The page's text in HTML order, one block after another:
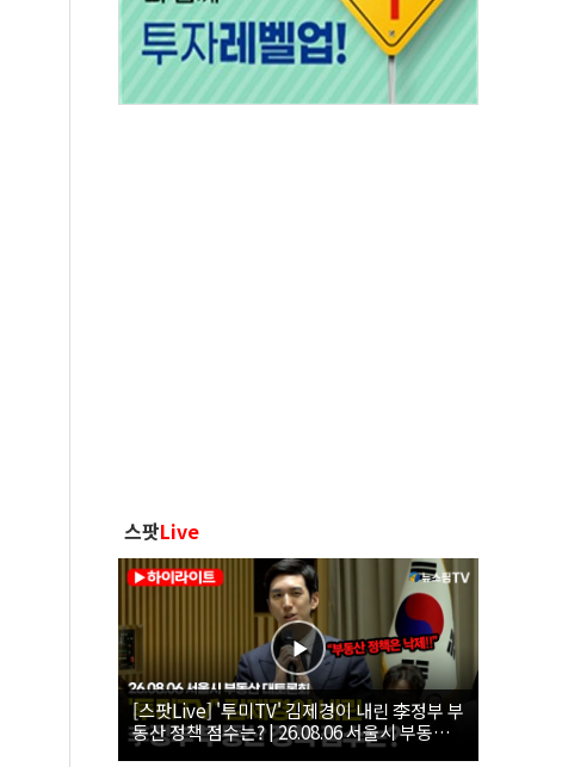
스팟Live
[스팟Live] '투미TV' 김제경이 내린 李정부 부
동산 정책 점수는? | 26.08.06 서울시 부동산
대토론회